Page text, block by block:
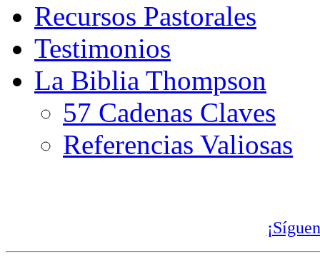
Recursos Pastorales
Testimonios
La Biblia Thompson
57 Cadenas Claves
Referencias Valiosas